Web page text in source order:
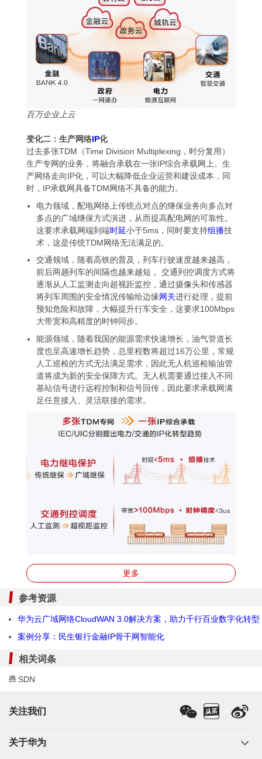
百万企业上云
变化二：生产网络IP化
过去多张TDM（Time Division Multiplexing，时分复用）
生产专网的业务，将融合承载在一张IP综合承载网上。生
产网络走向IP化，可以大幅降低企业运营和建设成本，同
时，IP承载网具备TDM网络不具备的能力。
电力领域，配电网络上传统点对点的继保业务向多点对
多点的广域继保方式演进，从而提高配电网的可靠性。
这要求承载网端到端时延小于5ms，同时要支持组播技
术，这是传统TDM网络无法满足的。
交通领域，随着高铁的普及，列车行驶速度越来越高，
前后两趟列车的间隔也越来越短， 交通列控调度方式将
逐渐从人工监测走向超视距监控，通过摄像头和传感器
将列车周围的安全情况传输给边缘网关进行处理，提前
预知危险和故障，大幅提升行车安全，这要求100Mbps
大带宽和高精度的时钟同步。
能源领域，随着我国的能源需求快速增长，油气管道长
度也呈高速增长趋势，总里程数将超过16万公里，常规
人工巡检的方式无法满足需求，因此无人机巡检输油管
道将成为新的安全保障方式。无人机需要通过接入不同
基站信号进行远程控制和信号回传，因此要求承载网满
足任意接入、灵活联接的需求。
生产网络IP化
挑战一：百万企业上云，如何让网络像云一样敏捷
以农业银行某信息中心的实际场景为例，新开通某分支网
点，云部署时长小于1小时，而网络连接打通超过30天，
网络大大拖慢了整体业务上线的时长。如何实现云、网同
速，成为一大挑战。
确定性体验
电力、交通等生产业务对确定性要求高，例如电力继保业
会导致电网保护失效、造成重大安全事故；列车控制要求
更多
参考资源
华为云广域网络CloudWAN 3.0解决方案，助力千行百业数字化转型
案例分享：民生银行金融IP骨干网智能化
相关词条
SDN
关注我们
关于华为